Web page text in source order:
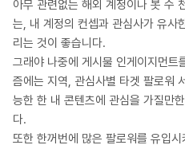
아무 관련없는 해외 계정이나 봇 수
는, 내 계정의 컨셉과 관심사가 유사
리는 것이 좋습니다.
그래야 나중에 게시물 인게이지먼트
즘에는 지역, 관심사별 타겟 팔로워
능한 한 내 콘텐츠에 관심을 가질만
다.
또한 한꺼번에 많은 팔로워를 유입